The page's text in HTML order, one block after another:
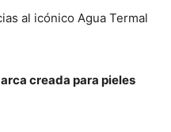
al icónico Agua Termal
creada para pieles